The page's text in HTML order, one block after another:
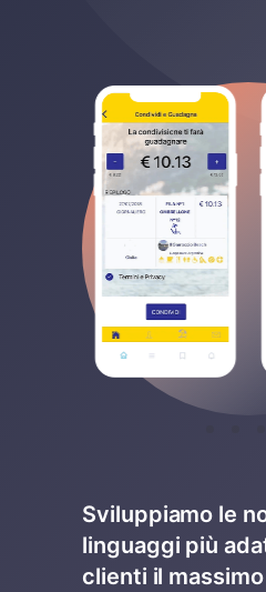
Sviluppiamo le
linguaggi più
clienti il